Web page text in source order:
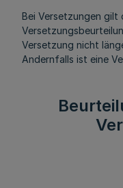
Bei Versetzungen gilt
Versetzung nicht
Andernfalls ist eine